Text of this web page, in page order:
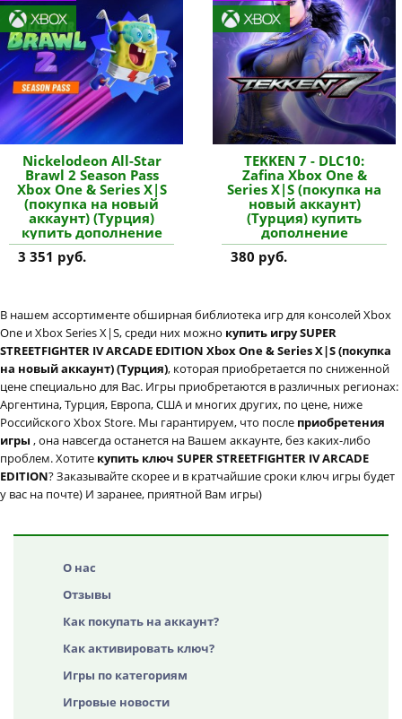
Nickelodeon All-Star
Brawl 2 Season Pass
Xbox One & Series X|S
(покупка на новый
аккаунт) (Турция)
купить дополнение
3 351 руб.
TEKKEN 7 - DLC10:
Zafina Xbox One &
Series X|S (покупка на
новый аккаунт)
(Турция) купить
дополнение
380 руб.
В нашем ассортименте обширная библиотека игр для консолей Xbox
One и Xbox Series X|S, среди них можно купить игру SUPER
STREETFIGHTER IV ARCADE EDITION Xbox One & Series X|S (покупка
на новый аккаунт) (Турция), которая приобретается по сниженной
цене специально для Вас. Игры приобретаются в различных регионах:
Аргентина, Турция, Европа, США и многих других, по цене, ниже
Российского Xbox Store. Мы гарантируем, что после приобретения
игры , она навсегда останется на Вашем аккаунте, без каких-либо
проблем. Хотите купить ключ SUPER STREETFIGHTER IV ARCADE
EDITION? Заказывайте скорее и в кратчайшие сроки ключ игры будет
у вас на почте) И заранее, приятной Вам игры)
О нас
Отзывы
Как покупать на аккаунт?
Как активировать ключ?
Игры по категориям
Игровые новости